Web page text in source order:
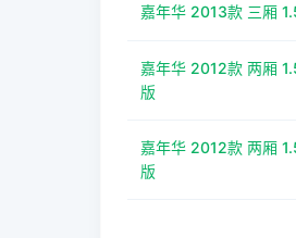
嘉年华 2013款 三厢
嘉年华 2012款 两厢
版
嘉年华 2012款 两厢
版